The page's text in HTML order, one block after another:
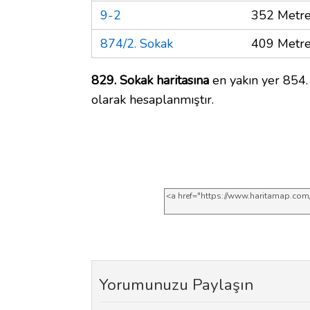
9-2
352
874/2. Sokak
409
829. Sokak haritasına en yakın yer
olarak hesaplanmıştır.
Yorumunuzu Paylaşın